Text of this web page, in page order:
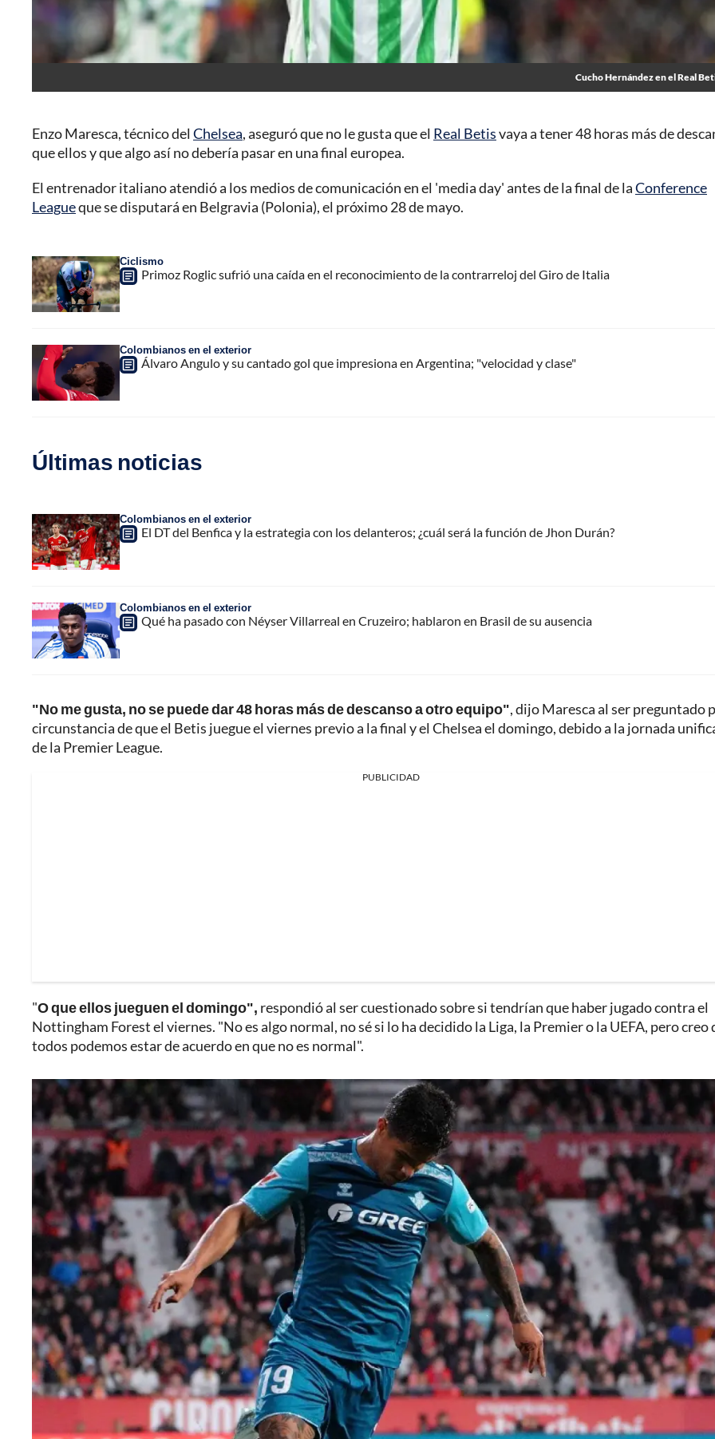
Cucho Hernández en el Real
Enzo Maresca, técnico del Chelsea, aseguró que no le gusta que el Real Betisvaya a tener 48 horas más de
que ellos y que algo así no debería pasar en una final europea.
El entrenador italiano atendió a los medios de comunicación en el 'media day' antes de la final de laConference
Leagueque se disputará en Belgravia (Polonia), el próximo 28 de mayo.
Ciclismo
Primoz Roglic sufrió una caída en el reconocimiento de la contrarreloj del Giro de Italia
Colombianos en el exterior
Álvaro Angulo y su cantado gol que impresiona en Argentina; "velocidad y clase"
Últimas noticias
Colombianos en el exterior
El DT del Benfica y la estrategia con los delanteros; ¿cuál será la función de Jhon Durán?
Colombianos en el exterior
Qué ha pasado con Néyser Villarreal en Cruzeiro; hablaron en Brasil de su ausencia
"No me gusta, no se puede dar 48 horas más de descanso a otro equipo", dijo Maresca al ser preguntado
circunstancia de que el Betis juegue el viernes previo a la final y el Chelsea el domingo, debido a la jornada
de la Premier League.
PUBLICIDAD
"O que ellos jueguen el domingo", respondió al ser cuestionado sobre si tendrían que haber jugado contra el
Nottingham Forest el viernes. "No es algo normal, no sé si lo ha decidido la Liga, la Premier o la UEFA, pero creo
todos podemos estar de acuerdo en que no es normal".